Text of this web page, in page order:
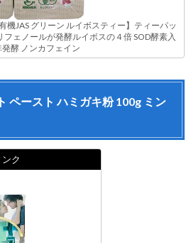
機JAS グリーン ルイボスティー】ティーパッ
ェノールが発酵ルイボスの４倍 SOD酵素入
発酵 ノンカフェイン
ペースト ハミガキ粉 100g ミン
ク